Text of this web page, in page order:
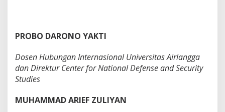
PROBO DARONO YAKTI
Dosen Hubungan Internasional Universitas Airlangga
dan Direktur Center for National Defense and Security
Studies
MUHAMMAD ARIEF ZULIYAN